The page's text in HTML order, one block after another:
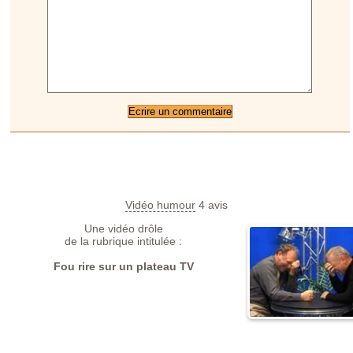
Vidéo humour 4 avis
Une vidéo drôle
de la rubrique intitulée :
Fou rire sur un plateau TV